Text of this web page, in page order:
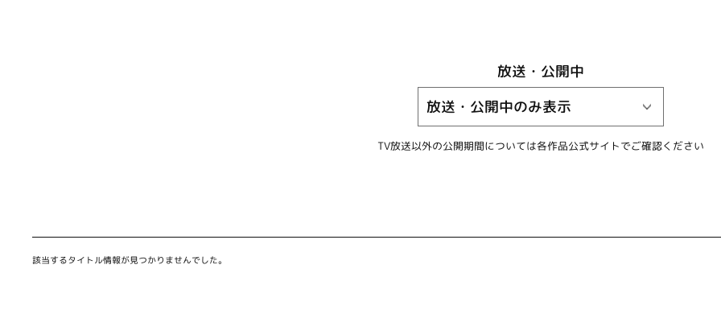
放送・公開中
TV放送以外の公開期間については各作品公式サイトでご確認ください
該当するタイトル情報が見つかりませんでした。